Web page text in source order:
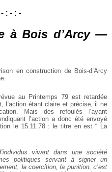
: - : -
à Bois d’Arcy —
en construction de Bois-d’Arcy
au Printemps 79 est retardée
l’action étant claire et précise, il ne
Mais des refoulés l’ayant
l’action a donc été envoyé
le 15.11.78 : le titre en est “ La
vivant dans une société
politiques servant à signer un
la coercition, la punition, c’est